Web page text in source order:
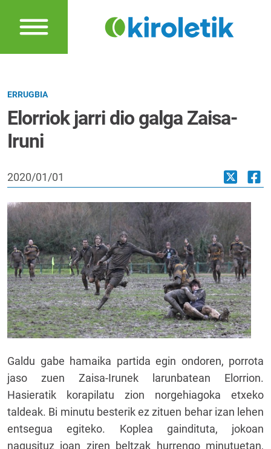
ERRUGBIA
Elorriok jarri dio galga Zaisa-
Iruni
2020/01/01
Galdu gabe hamaika partida egin ondoren, porrota
jaso zuen Zaisa-Irunek larunbatean Elorrion.
Hasieratik korapilatu zion norgehiagoka etxeko
taldeak. Bi minutu besterik ez zituen behar izan lehen
entsegua egiteko. Koplea gaindituta, jokoan
nagusituz joan ziren beltzak hurrengo minutuetan,